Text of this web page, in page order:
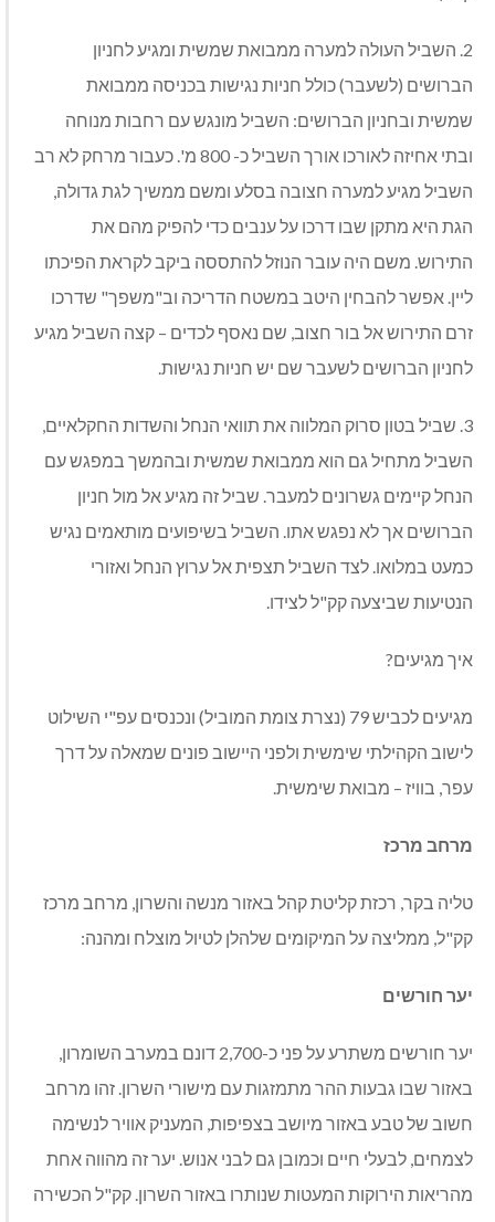
2. השביל העולה למערה ממבואת שמשית ומגיע לחניון
הברושים (לשעבר) כולל חניות נגישות בכניסה ממבואת
שמשית ובחניון הברושים: השביל מונגש עם רחבות מנוחה
ובתי אחיזה לאורכו אורך השביל כ- 800 מ'. כעבור מרחק לא רב
השביל מגיע למערה חצובה בסלע ומשם ממשיך לגת גדולה,
הגת היא מתקן שבו דרכו על ענבים כדי להפיק מהם את
התירוש. משם היה עובר הנוזל להתססה ביקב לקראת הפיכתו
ליין. אפשר להבחין היטב במשטח הדריכה וב"משפך" שדרכו
זרם התירוש אל בור חצוב, שם נאסף לכדים – קצה השביל מגיע
לחניון הברושים לשעבר שם יש חניות נגישות.
3. שביל בטון סרוק המלווה את תוואי הנחל והשדות החקלאיים,
השביל מתחיל גם הוא ממבואת שמשית ובהמשך במפגש עם
הנחל קיימים גשרונים למעבר. שביל זה מגיע אל מול חניון
הברושים אך לא נפגש אתו. השביל בשיפועים מותאמים נגיש
כמעט במלואו. לצד השביל תצפית אל ערוץ הנחל ואזורי
הנטיעות שביצעה קק"ל לצידו.
איך מגיעים?
מגיעים לכביש 79 (נצרת צומת המוביל) ונכנסים עפ"י השילוט
לישוב הקהילתי שימשית ולפני היישוב פונים שמאלה על דרך
עפר, בוויז – מבואת שימשית.
מרחב מרכז
טליה בקר, רכזת קליטת קהל באזור מנשה והשרון, מרחב מרכז
קק"ל, ממליצה על המיקומים שלהלן לטיול מוצלח ומהנה:
יער חורשים
יער חורשים משתרע על פני כ-2,700 דונם במערב השומרון,
באזור שבו גבעות ההר מתמזגות עם מישורי השרון. זהו מרחב
חשוב של טבע באזור מיושב בצפיפות, המעניק אוויר לנשימה
לצמחים, לבעלי חיים וכמובן גם לבני אנוש. יער זה מהווה אחת
מהריאות הירוקות המעטות שנותרו באזור השרון. קק"ל הכשירה